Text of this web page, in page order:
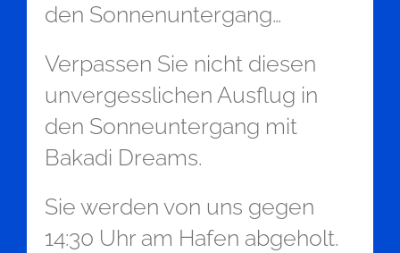
den Sonnenuntergang…
Verpassen Sie nicht diesen
unvergesslichen Ausflug in
den Sonneuntergang mit
Bakadi Dreams.
Sie werden von uns gegen
14:30 Uhr am Hafen abgeholt.